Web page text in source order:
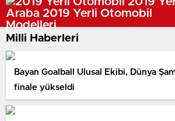
Milli Haberleri
Bayan Goalball Ulusal Ekibi, Dünya
finale yükseldi